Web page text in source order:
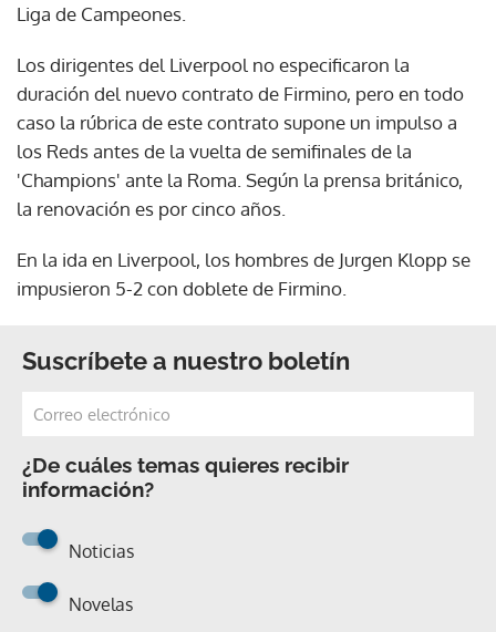
Liga de Campeones.
Los dirigentes del Liverpool no especificaron la
duración del nuevo contrato de Firmino, pero en todo
caso la rúbrica de este contrato supone un impulso a
los Reds antes de la vuelta de semifinales de la
'Champions' ante la Roma. Según la prensa británico,
la renovación es por cinco años.
En la ida en Liverpool, los hombres de Jurgen Klopp se
impusieron 5-2 con doblete de Firmino.
Suscríbete a nuestro boletín
¿De cuáles temas quieres recibir
información?
Noticias
Novelas